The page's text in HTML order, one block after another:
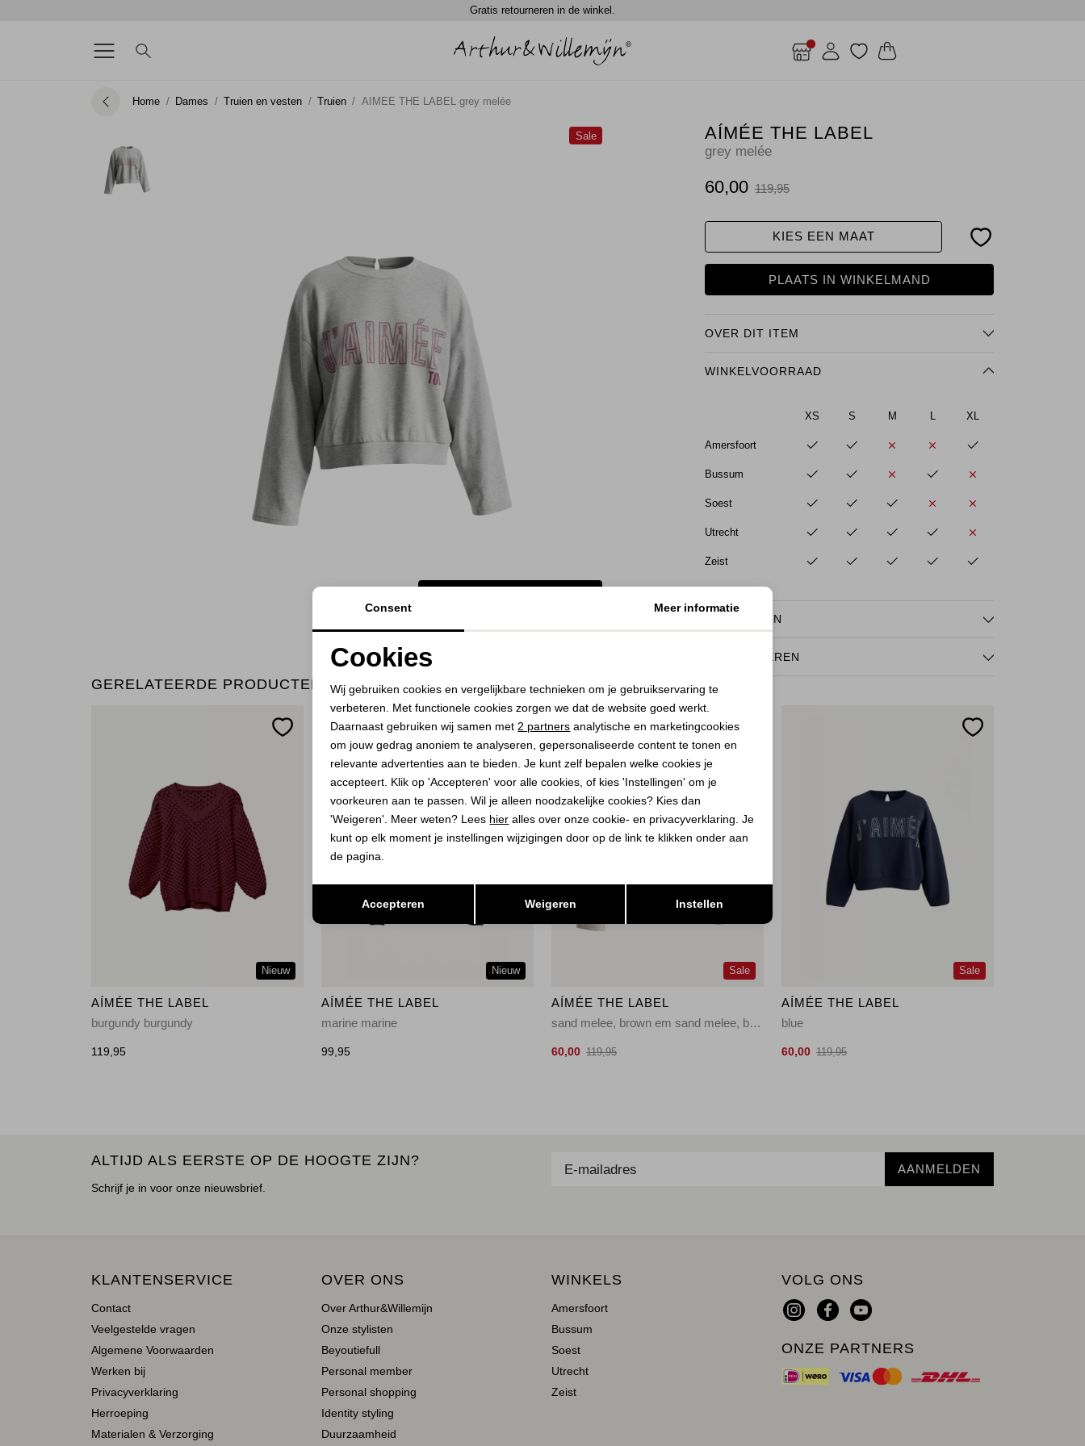
Gratis retourneren in de winkel.
Home Dames Truien en vesten Truien AIMEE THE LABEL grey melée
Sale AÍMÉE THE LABEL
grey melée
60,00 119,95
KIES EEN MAAT
PLAATS IN WINKELMAND
OVER DIT ITEM
WINKELVOORRAAD
XS S M L XL
Amersfoort
Bussum
Soest
Utrecht
Zeist
KENMERKEN
RETOURNEREN
GERELATEERDE PRODUCTEN
Nieuw
AÍMÉE THE LABEL
burgundy burgundy
119,95
Nieuw
AÍMÉE THE LABEL
marine marine
99,95
Sale
AÍMÉE THE LABEL
sand melee, brown em sand melee, brown embroidery
60,00 119,95
Sale
AÍMÉE THE LABEL
blue
60,00 119,95
ALTIJD ALS EERSTE OP DE HOOGTE ZIJN?
Schrijf je in voor onze nieuwsbrief.
AANMELDEN
KLANTENSERVICE
Contact
Veelgestelde vragen
Algemene Voorwaarden
Werken bij
Privacyverklaring
Herroeping
Materialen & Verzorging
OVER ONS
Over Arthur&Willemijn
Onze stylisten
Beyoutiefull
Personal member
Personal shopping
Identity styling
Duurzaamheid
WINKELS
Amersfoort
Bussum
Soest
Utrecht
Zeist
VOLG ONS
ONZE PARTNERS
Analytische cookies Marketing cookies
Consent Meer informatie
Cookies
Wij gebruiken cookies en vergelijkbare technieken om je gebruikservaring te
verbeteren. Met functionele cookies zorgen we dat de website goed werkt.
Daarnaast gebruiken wij samen met 2 partners analytische en marketingcookies
om jouw gedrag anoniem te analyseren, gepersonaliseerde content te tonen en
relevante advertenties aan te bieden. Je kunt zelf bepalen welke cookies je
accepteert. Klik op 'Accepteren' voor alle cookies, of kies 'Instellingen' om je
voorkeuren aan te passen. Wil je alleen noodzakelijke cookies? Kies dan
'Weigeren'. Meer weten? Lees hier alles over onze cookie- en privacyverklaring. Je
kunt op elk moment je instellingen wijzigingen door op de link te klikken onder aan
de pagina.
Accepteren Weigeren Instellen